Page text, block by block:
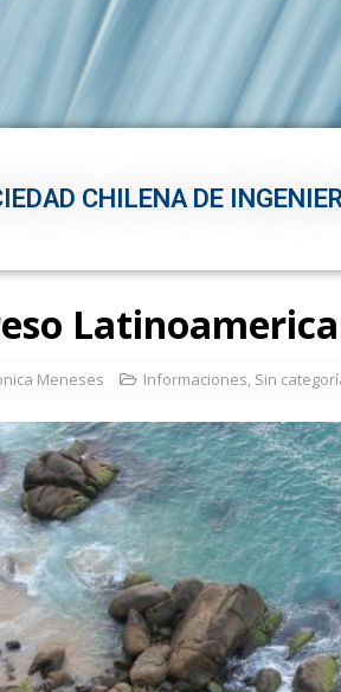
CHILENA DE
Meneses Informaciones, Sin